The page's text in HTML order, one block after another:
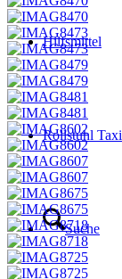
Hilfsmittel
Rollstuhl Taxi
Suche